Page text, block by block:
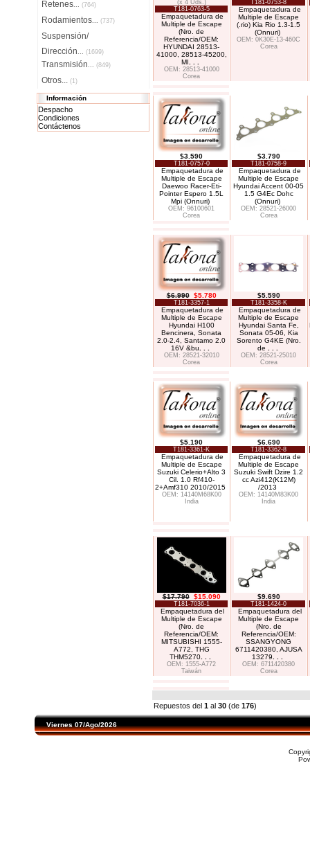
Retenes... (764)
Rodamientos... (737)
Suspensión/
Dirección... (1699)
Transmisión... (849)
Otros... (1)
Información
Despacho
Condiciones
Contáctenos
(x 4 Uds.)
T181-0763-5
Empaquetadura de
Multiple de Escape
(Nro. de
Referencia/OEM:
HYUNDAI 28513-
41000, 28513-45200,
MI
OEM: 28513-41000
Corea
T181-0753-8
Empaquetadura de
Multiple de Escape
(.rio) Kia Rio 1.3-1.5
(Onnuri)
OEM: 0K30E-13-460C
Corea
$3.590
T181-0757-0
Empaquetadura de
Multiple de Escape
Daewoo Racer-Eti-
Pointer Espero 1.5L
Mpi (Onnuri)
OEM: 96100601
Corea
$3.790
T181-0758-9
Empaquetadura de
Multiple de Escape
Hyundai Accent 00-05
1.5 G4Ec Dohc
(Onnuri)
OEM: 28521-26000
Corea
$6.990 $5.780
T181-3357-1
Empaquetadura de
Multiple de Escape
Hyundai H100
Bencinera, Sonata
2.0-2.4, Santamo 2.0
16V &bu
OEM: 28521-32010
Corea
$5.590
T181-3358-K
Empaquetadura de
Multiple de Escape
Hyundai Santa Fe,
Sonata 05-06, Kia
Sorento G4KE (Nro.
de
OEM: 28521-25010
Corea
$5.190
T181-3361-K
Empaquetadura de
Multiple de Escape
Suzuki Celerio+Alto 3
Cil. 1.0 Rf410-
2+Amf310 2010/2015
OEM: 14140M68K00
India
$6.690
T181-3362-8
Empaquetadura de
Multiple de Escape
Suzuki Swift Dzire 1.2
cc Azi412(K12M)
/2013
OEM: 14140M83K00
India
$17.790 $15.090
T181-7036-1
Empaquetadura del
Multiple de Escape
(Nro. de
Referencia/OEM:
MITSUBISHI 1555-
A772, THG
THM5270
OEM: 1555-A772
Taiwán
$9.690
T181-1424-0
Empaquetadura del
Multiple de Escape
(Nro. de
Referencia/OEM:
SSANGYONG
6711420380, AJUSA
13279
OEM: 6711420380
Corea
Repuestos del 1 al 30 (de 176)
Viernes 07/Ago/2026